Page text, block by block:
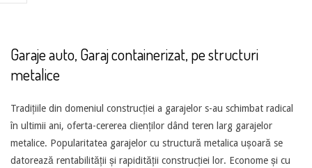
Garaje auto, Garaj containerizat, pe structuri
metalice
05-
13
Tradițiile din domeniul construcției a garajelor s-au schimbat radical
în ultimii ani, oferta-cererea clienților dând teren larg garajelor
metalice. Popularitatea garajelor cu structură metalica ușoară se
datorează rentabilității și rapidității construcției lor. Econome și cu